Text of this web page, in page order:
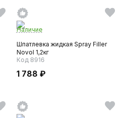
Наличие
Шпатлевка жидкая Spray Filler
Novol 1,2кг
Код 8916
1 788 ₽